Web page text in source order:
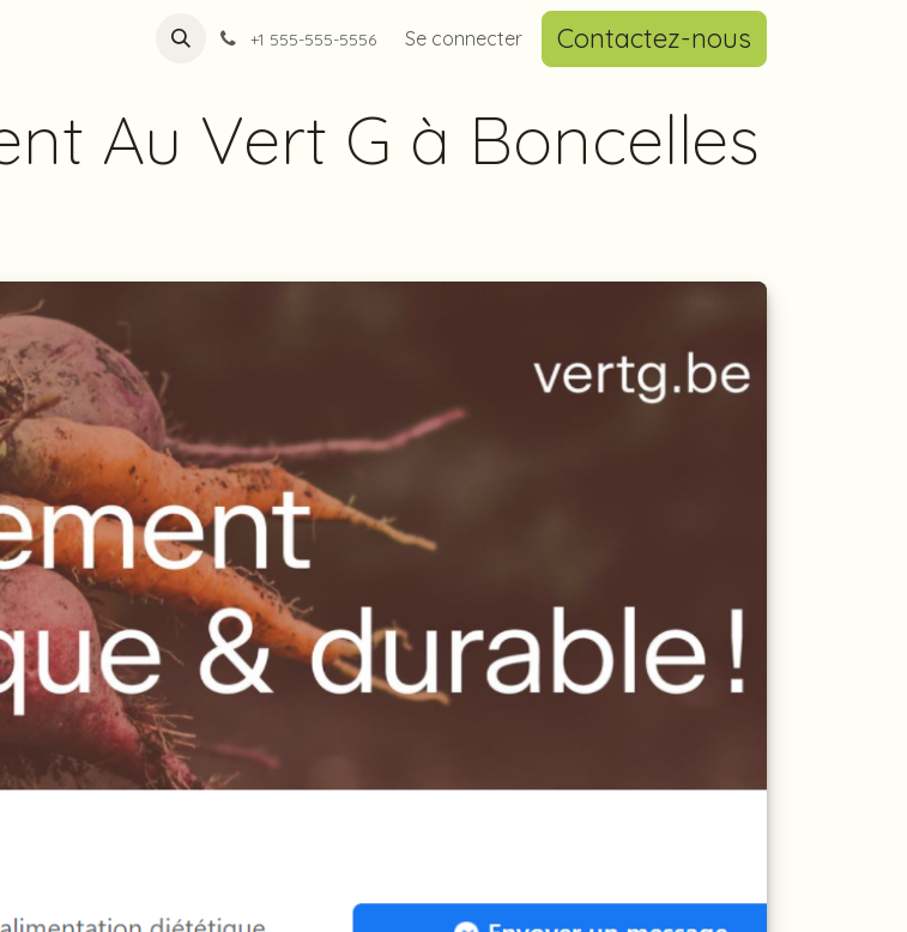
Points de vente Contact Trucs et astuces News
+1 555-555-5556 Se connecter Contactez-nous
Au Vert G à Boncelles